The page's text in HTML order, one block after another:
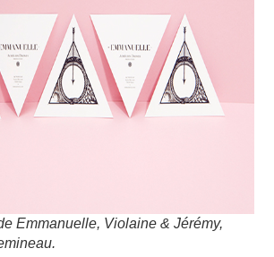
Emmanuelle, Violaine & Jérémy,